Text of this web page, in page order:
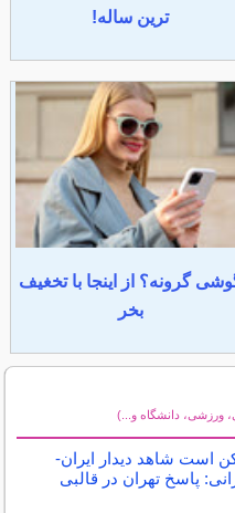
ترین ساله!
گرونه؟ از اینجا با تخغیف
بخر
ورزشی، دانشگاه و...)
است شاهد دیدار ایران-
پاسخ تهران در قالبی